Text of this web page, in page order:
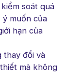
soát quá
muốn của
hạn của
thay đổi và
mà không